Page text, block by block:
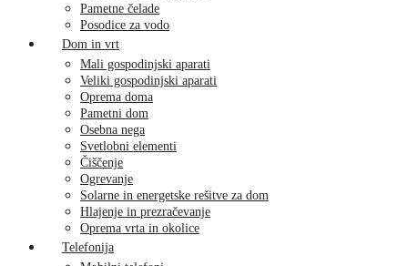
Pametne čelade
Posodice za vodo
Dom in vrt
Mali gospodinjski aparati
Veliki gospodinjski aparati
Oprema doma
Pametni dom
Osebna nega
Svetlobni elementi
Čiščenje
Ogrevanje
Solarne in energetske rešitve za dom
Hlajenje in prezračevanje
Oprema vrta in okolice
Telefonija